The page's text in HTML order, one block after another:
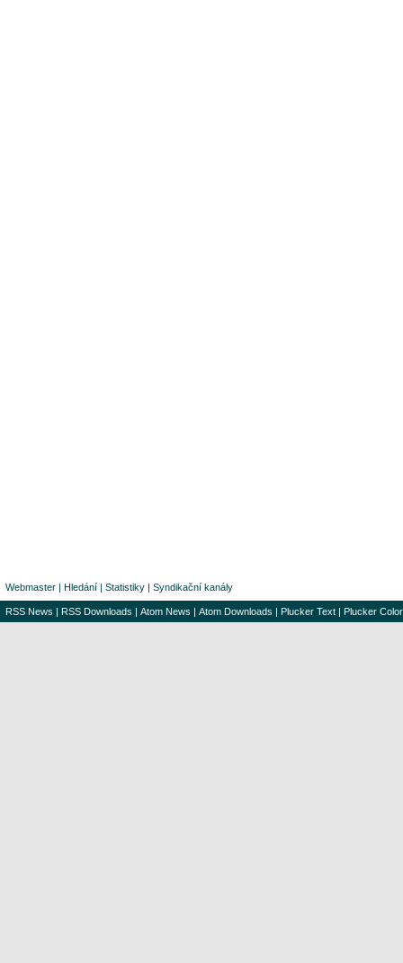
Webmaster | Hledání | Statistiky | Syndikační kanály
RSS News | RSS Downloads | Atom News | Atom Downloads | Plucker Text | Plucker Color